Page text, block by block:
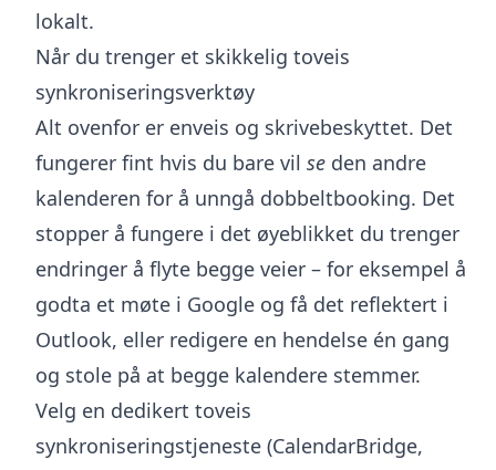
lokalt.
Når du trenger et skikkelig toveis
synkroniseringsverktøy
Alt ovenfor er enveis og skrivebeskyttet. Det
fungerer fint hvis du bare vil se den andre
kalenderen for å unngå dobbeltbooking. Det
stopper å fungere i det øyeblikket du trenger
endringer å flyte begge veier – for eksempel å
godta et møte i Google og få det reflektert i
Outlook, eller redigere en hendelse én gang
og stole på at begge kalendere stemmer.
Velg en dedikert toveis
synkroniseringstjeneste (CalendarBridge,